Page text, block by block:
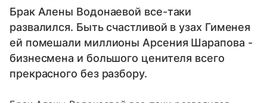
Брак Алены Водонаевой все-таки
развалился. Быть счастливой в узах Гименея
ей помешали миллионы Арсения Шарапова -
бизнесмена и большого ценителя всего
прекрасного без разбору.